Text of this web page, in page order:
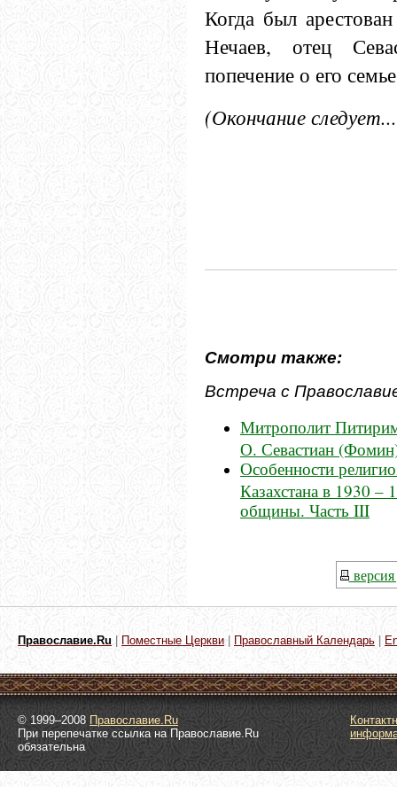
Когда был
Нечаев, отец
попечение о его
(Окончание
Смотри также:
Встреча с
Митрополит
О. Севастиан
Особенности
Казахстана в 1930
общины. Часть III
версия
Православие.Ru Поместные Церкви Православный Календарь
© 1999–2008 Православие.Ru
При перепечатке ссылка на Православие.Ru
обязательна